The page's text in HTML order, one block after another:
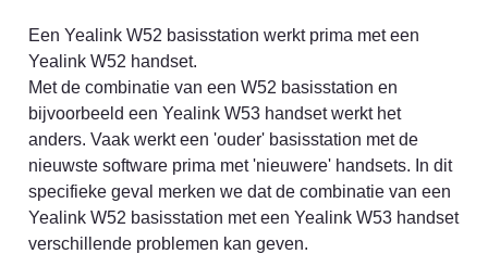
Een Yealink W52 basisstation werkt prima met een
Yealink W52 handset.
Met de combinatie van een W52 basisstation en
bijvoorbeeld een Yealink W53 handset werkt het
anders. Vaak werkt een 'ouder' basisstation met de
nieuwste software prima met 'nieuwere' handsets. In dit
specifieke geval merken we dat de combinatie van een
Yealink W52 basisstation met een Yealink W53 handset
verschillende problemen kan geven.